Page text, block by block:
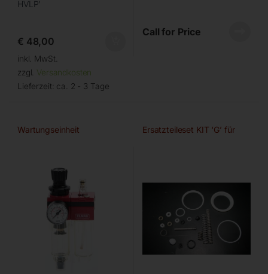
HVLP’
€ 48,00
inkl. MwSt.
zzgl. Versandkosten
Lieferzeit: ca. 2 - 3 Tage
Call for Price
Wartungseinheit Ersatzteileset KIT ‘G’ für